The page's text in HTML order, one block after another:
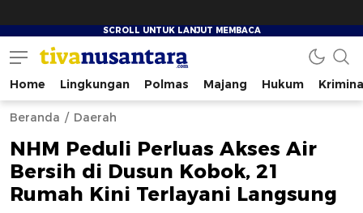
tivanusantara.com
Berita Nusantara
Home Lingkungan Polmas Majang Hukum
Beranda Daerah
NHM Peduli Perluas Akses Air
Bersih di Dusun Kobok, 21
Rumah Kini Terlayani Langsung